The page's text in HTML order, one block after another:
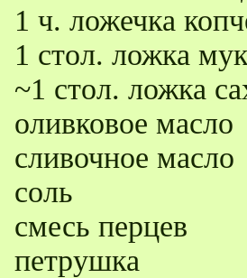
1 ч. ложечка
1 стол. ложка
~1 стол. ложка
оливковое масло
сливочное масло
соль
смесь перцев
петрушка